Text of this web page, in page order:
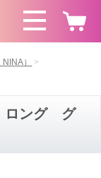
）
ロング グ